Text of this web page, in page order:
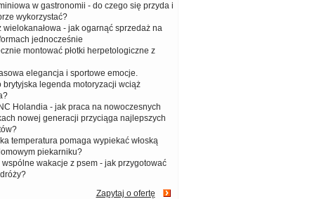
w gastronomii - do czego się przyda i
wykorzystać?
wielokanałowa - jak ogarnąć sprzedaż na
jednocześnie
montować płotki herpetologiczne z
elegancja i sportowe emocje.
brytyjska legenda motoryzacji wciąż
Holandia - jak praca na nowoczesnych
nowej generacji przyciąga najlepszych
temperatura pomaga wypiekać włoską
piekarniku?
wspólne wakacje z psem - jak przygotować
Zapytaj o ofertę